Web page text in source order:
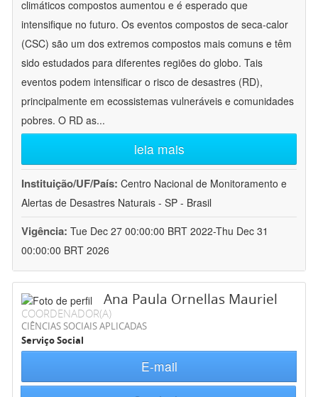
climáticos compostos aumentou e é esperado que
intensifique no futuro. Os eventos compostos de seca-calor
(CSC) são um dos extremos compostos mais comuns e têm
sido estudados para diferentes regiões do globo. Tais
eventos podem intensificar o risco de desastres (RD),
principalmente em ecossistemas vulneráveis e comunidades
pobres. O RD as...
leia mais
Instituição/UF/País: Centro Nacional de Monitoramento e
Alertas de Desastres Naturais - SP - Brasil
Vigência: Tue Dec 27 00:00:00 BRT 2022-Thu Dec 31
00:00:00 BRT 2026
Ana Paula Ornellas Mauriel
COORDENADOR(A)
CIÊNCIAS SOCIAIS APLICADAS
Serviço Social
E-mail